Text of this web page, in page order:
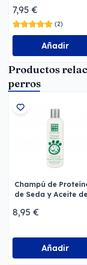
7,95 €
(2)
Añadir
Productos
perros
Champú de
de Seda y Aceite de
8,95 €
Añadir